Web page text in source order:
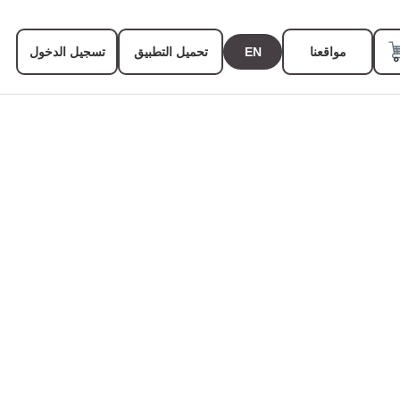
مواقعنا EN تحميل التطبيق تسجيل الدخول